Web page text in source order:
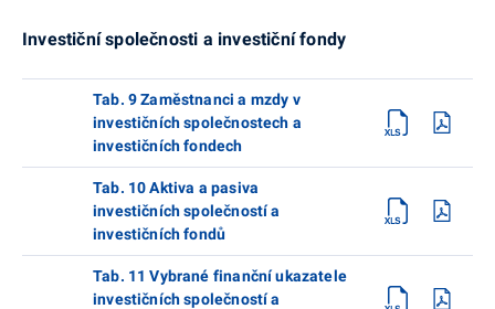
Investiční společnosti a investiční fondy
Tab. 9 Zaměstnanci a mzdy v
investičních společnostech a
investičních fondech
Tab. 10 Aktiva a pasiva
investičních společností a
investičních fondů
Tab. 11 Vybrané finanční ukazatele
investičních společností a